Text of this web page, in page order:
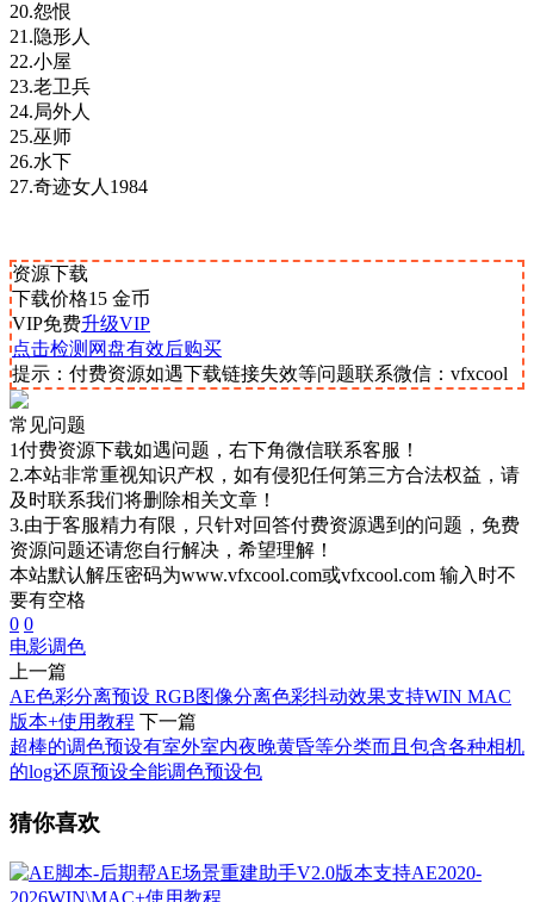
20.怨恨
21.隐形人
22.小屋
23.老卫兵
24.局外人
25.巫师
26.水下
27.奇迹女人1984
资源下载
下载价格15 金币
VIP免费升级VIP
点击检测网盘有效后购买
提示：付费资源如遇下载链接失效等问题联系微信：vfxcool
常见问题
1付费资源下载如遇问题，右下角微信联系客服！
2.本站非常重视知识产权，如有侵犯任何第三方合法权益，请
及时联系我们将删除相关文章！
3.由于客服精力有限，只针对回答付费资源遇到的问题，免费
资源问题还请您自行解决，希望理解！
本站默认解压密码为www.vfxcool.com或vfxcool.com 输入时不
要有空格
0 0
电影调色
上一篇
AE色彩分离预设 RGB图像分离色彩抖动效果支持WIN MAC
版本+使用教程 下一篇
超棒的调色预设有室外室内夜晚黄昏等分类而且包含各种相机
的log还原预设全能调色预设包
猜你喜欢